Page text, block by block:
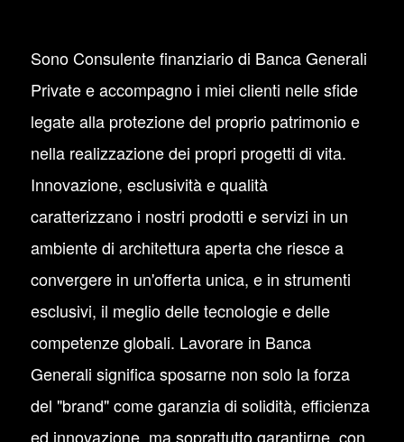
Sono Consulente finanziario di Banca Generali
Private e accompagno i miei clienti nelle sfide
legate alla protezione del proprio patrimonio e
nella realizzazione dei propri progetti di vita.
Innovazione, esclusività e qualità
caratterizzano i nostri prodotti e servizi in un
ambiente di architettura aperta che riesce a
convergere in un'offerta unica, e in strumenti
esclusivi, il meglio delle tecnologie e delle
competenze globali. Lavorare in Banca
Generali significa sposarne non solo la forza
del "brand" come garanzia di solidità, efficienza
ed innovazione, ma soprattutto garantirne, con